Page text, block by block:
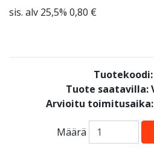
sis. alv 25,5% 0,80 €
Tuotekoodi:
Tuote saatavilla:
Arvioitu toimitusaika:
Määrä